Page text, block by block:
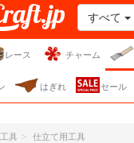
ット・
すべて
レース チャーム
はぎれ セール
工具 仕立て用工具